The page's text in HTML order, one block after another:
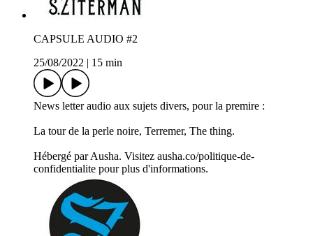
CAPSULE AUDIO #2
25/08/2022
15 min
News letter audio aux sujets divers, pour la premire :
La tour de la perle noire, Terremer, The thing.
Hébergé par Ausha. Visitez ausha.co/politique-de-
confidentialite pour plus d'informations.